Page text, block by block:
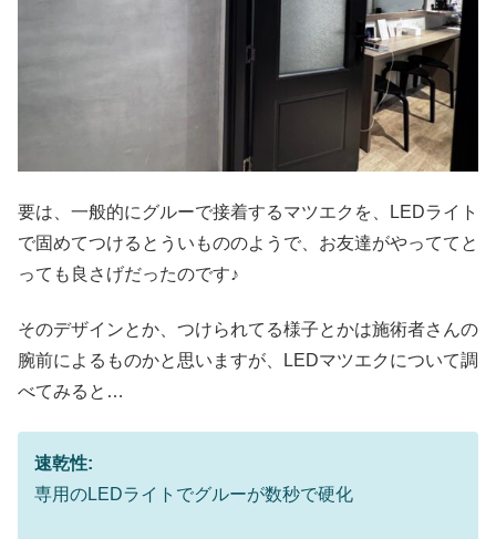
要は、一般的にグルーで接着するマツエクを、LEDライト
で固めてつけるとういもののようで、お友達がやっててと
っても良さげだったのです♪
そのデザインとか、つけられてる様子とかは施術者さんの
腕前によるものかと思いますが、LEDマツエクについて調
べてみると…
速乾性:
専用のLEDライトでグルーが数秒で硬化